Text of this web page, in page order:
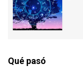
Qué pasó